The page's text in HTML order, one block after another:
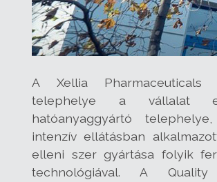
A Xellia Pharmaceuticals
telephelye a vállalat
hatóanyaggyártó
intenzív ellátásban
elleni szer gyártása folyik
technológiával. A Quality